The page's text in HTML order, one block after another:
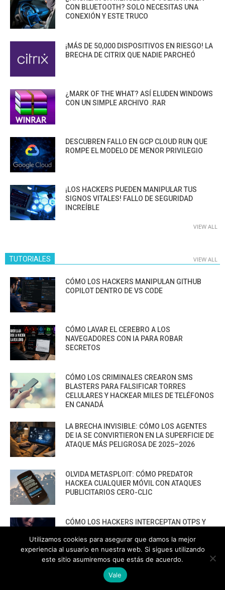
CON BLUETOOTH? SOLO NECESITAS UNA
CONEXIÓN Y ESTE TRUCO
¡MÁS DE 50,000 DISPOSITIVOS EN RIESGO! LA
BRECHA DE CITRIX QUE NADIE PARCHEÓ
¿MARK OF THE WHAT? ASÍ ELUDEN WINDOWS
CON UN SIMPLE ARCHIVO .RAR
DESCUBREN FALLO EN GCP CLOUD RUN QUE
ROMPE EL MODELO DE MENOR PRIVILEGIO
¡LOS HACKERS PUEDEN MANIPULAR TUS
SIGNOS VITALES! FALLO DE SEGURIDAD
INCREÍBLE
VIEW ALL
TUTORIALES VIEW ALL
CÓMO LOS HACKERS MANIPULAN GITHUB
COPILOT DENTRO DE VS CODE
CÓMO LAVAR EL CEREBRO A LOS
NAVEGADORES CON IA PARA ROBAR
SECRETOS
CÓMO LOS CRIMINALES CREARON SMS
BLASTERS PARA FALSIFICAR TORRES
CELULARES Y HACKEAR MILES DE TELÉFONOS
EN CANADÁ
LA BRECHA INVISIBLE: CÓMO LOS AGENTES
DE IA SE CONVIRTIERON EN LA SUPERFICIE DE
ATAQUE MÁS PELIGROSA DE 2025–2026
OLVIDA METASPLOIT: CÓMO PREDATOR
HACKEA CUALQUIER MÓVIL CON ATAQUES
PUBLICITARIOS CERO-CLIC
CÓMO LOS HACKERS INTERCEPTAN OTPS Y
INCREÍBLE PODER DE LOS SIM BOXES”
13 TÉCNICAS RIDÍCULAMENTE FÁCILES PARA
HACKEAR Y EXPLOTAR NAVEGADORES DE IA
Utilizamos cookies para asegurar que damos la mejor
experiencia al usuario en nuestra web. Si sigues utilizando
este sitio asumiremos que estás de acuerdo.
Vale